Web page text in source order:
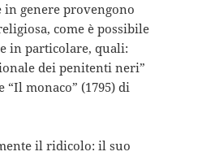
in genere provengono
come è possibile
in particolare, quali:
dei penitenti neri”
“Il monaco” (1795) di
il ridicolo: il suo